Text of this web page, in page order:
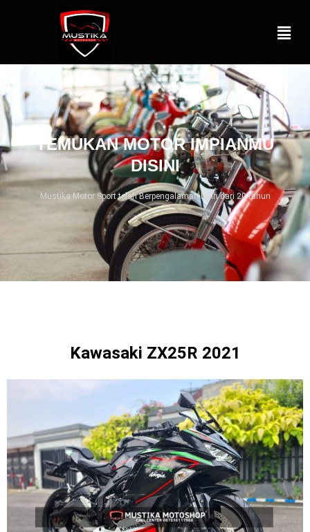
TEMUKAN MOTOR IMPIANMU
DISINI
Mustika Motor Sport telah Berpengalaman lebih dari 20 tahun
Kawasaki ZX25R 2021